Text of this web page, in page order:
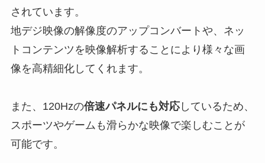
されています。
地デジ映像の解像度のアップコンバートや、ネッ
トコンテンツを映像解析することにより様々な画
像を高精細化してくれます。
また、120Hzの倍速パネルにも対応しているため、
スポーツやゲームも滑らかな映像で楽しむことが
可能です。